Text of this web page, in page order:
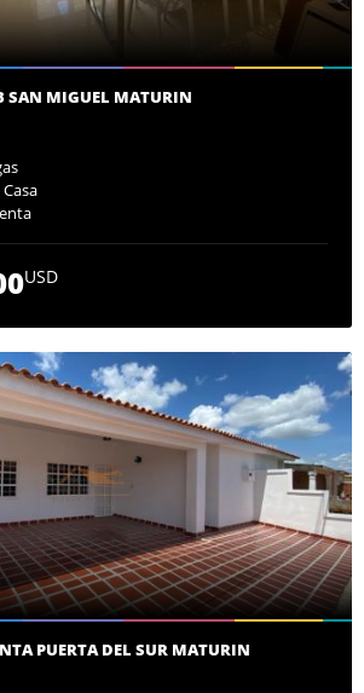
SAN MIGUEL MATURIN
Casa
USD
PUERTA DEL SUR MATURIN